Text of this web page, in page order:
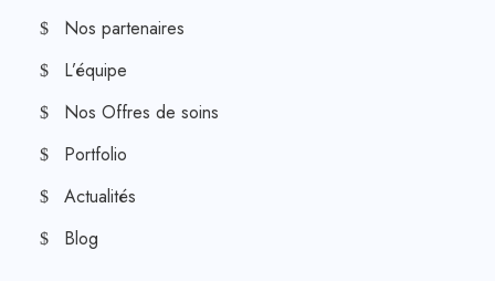
Nos partenaires
L’équipe
Nos Offres de soins
Portfolio
Actualités
Blog